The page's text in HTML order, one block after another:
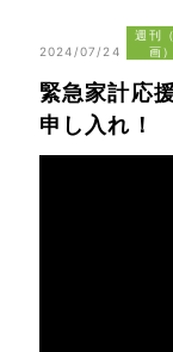
2024/07/24
週刊
画）
緊急家計応
申し入れ！